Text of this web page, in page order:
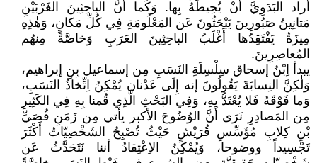
أراد البَدَوِيَّ أَنْ يُحِيطَهُ بِها. وَكَما أَنَّ الباحِثِينَ الغَرْبَيْنِ
مَتانِينُ صَبُورِينَ يَبْحَثُونَ عَن المَعْلُومَةِ فِي كُلِّ مَكانٍ، وَهٰذِهِ
مِيزَةٌ يَفْتَقِدُها أَغْلَبُ الباحِثِينَ العَرَبِ وَخاصَّةً مِنهُم
المُعاصِرِينَ.
يبدأ اِبْنُ إسحاق سِلْسِلَةِ النَسَبِ مِن إسماعيل بِنِ إبراهيم،
وَلٰكِنَّ النِسابَةَ يَقُولُونَ إنه إِلَى عَدْنان يُمْكِنُ اِتِّخاذُ النَسَبِ،
وَما فَوْقَهُ فَلا يُعْتَدُّ بِهِ، وَفِي البَحْثِ الَّذِي قُمنا بِهِ فِي الكَثِيرِ
مِن المَصادِرِ نَرَى أَنَّ الوُضُوحَ الأكبر يأتي مِن زَمَنِ قُصَيِّ
بْنِ كِلابِ مُؤَسِّسِ قُرَيْشٍ حَيْثُ تُصْبِحُ الشَخْصِيّاتُ أَكْثَرَ
تَجْسِيداً ووضوحا، وَيُمْكِنُ الاِعْتِقادُ أننا نَتَحَدَّثُ عَن